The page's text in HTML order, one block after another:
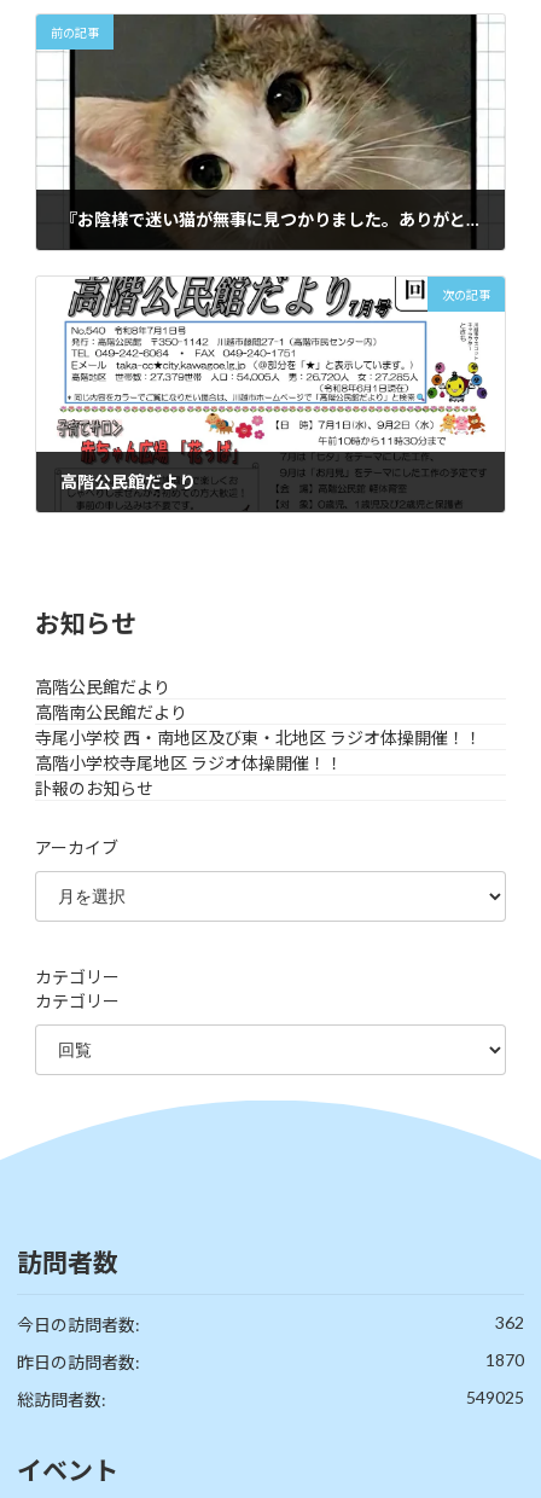
前の記事
『お陰様で迷い猫が無事に見つかりました。ありがとうございました。』
次の記事
高階公民館だより
お知らせ
高階公民館だより
高階南公民館だより
寺尾小学校 西・南地区及び東・北地区 ラジオ体操開催！！
高階小学校寺尾地区 ラジオ体操開催！！
訃報のお知らせ
アーカイブ
カテゴリー
カテゴリー
訪問者数
362
今日の訪問者数:
1870
昨日の訪問者数:
549025
総訪問者数:
イベント